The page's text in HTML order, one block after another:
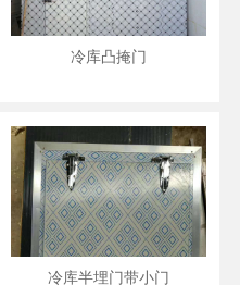
冷库凸掩门
冷库半埋门带小门